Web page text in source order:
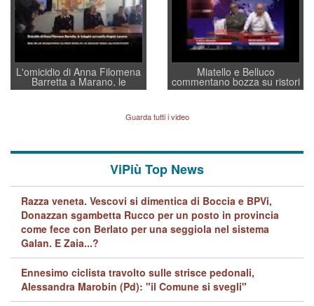
L'omicidio di Anna Filomena
Barretta a Marano, le
indagini dei carabinieri di
Lavarra: più avvincenti di
quelle di... Barbara D'Urso
Miatello e Belluco
commentano bozza su ristori
BPVi e Veneto Banca
Guarda tutti i video
ViPiù Top News
Razza veneta. Vescovi si dimentica di Boccia e BPVi,
Donazzan sgambetta Rucco per un posto in provincia
come fece con Berlato per una seggiola nel sistema
Galan. E Zaia...?
Ennesimo ciclista travolto sulle strisce pedonali,
Alessandra Marobin (Pd): "il Comune si svegli"